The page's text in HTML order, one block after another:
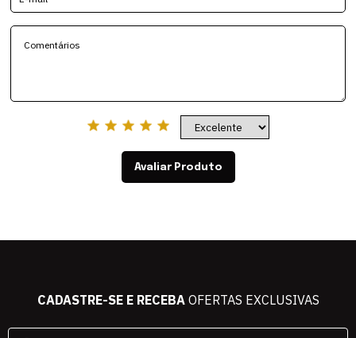
Avaliar Produto
CADASTRE-SE E RECEBAOFERTAS EXCLUSIVAS